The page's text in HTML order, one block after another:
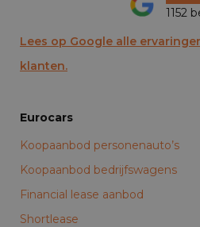
1152
Lees op Google alle
klanten.
Eurocars
Koopaanbod personenauto’s
Koopaanbod bedrijfswagens
Financial lease aanbod
Shortlease